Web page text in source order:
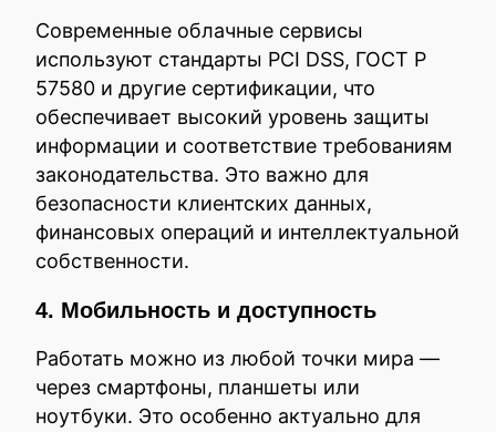
Современные облачные сервисы
используют стандарты PCI DSS, ГОСТ Р
57580 и другие сертификации, что
обеспечивает высокий уровень защиты
информации и соответствие требованиям
законодательства. Это важно для
безопасности клиентских данных,
финансовых операций и интеллектуальной
собственности.
4. Мобильность и доступность
Работать можно из любой точки мира —
через смартфоны, планшеты или
ноутбуки. Это особенно актуально для